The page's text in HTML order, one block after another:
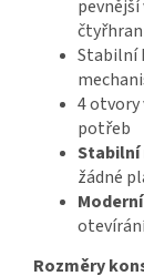
Stabilní
4 otvory
potřeb
Stabilní
žádné
Rozměry